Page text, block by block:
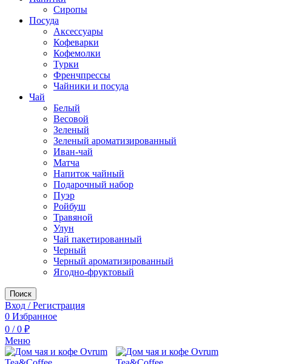
Сиропы
Посуда
Аксессуары
Кофеварки
Кофемолки
Турки
Френчпрессы
Чайники и посуда
Чай
Белый
Весовой
Зеленый
Зеленый ароматизированный
Иван-чай
Матча
Напиток чайный
Подарочный набор
Пуэр
Ройбуш
Травяной
Улун
Чай пакетированный
Черный
Черный ароматизированный
Ягодно-фруктовый
Поиск
Вход / Регистрация
0 Избранное
0 / 0 ₽
Меню